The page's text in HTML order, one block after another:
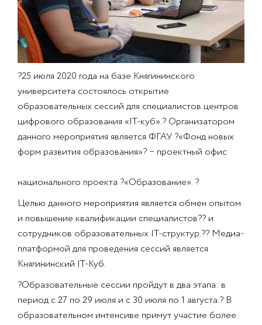
?25 июля 2020 года на базе Княгининского
университета состоялось открытие
образовательных сессий для специалистов центров
цифрового образования «IT-куб».? Организатором
данного мероприятия является ФГАУ ?«Фонд новых
форм развития образования»? ‒ проектный офис
национального проекта ?«Образование». ?
Целью данного мероприятия является обмен опытом
и повышение квалификации специалистов?‍? и
сотрудников образовательных IT-структур.?‍? Медиа-
платформой для проведения сессий является
Княгининский IT-Куб.
?Образовательные сессии пройдут в два этапа: в
период с 27 по 29 июля и с 30 июля по 1 августа.? В
образовательном интенсиве примут участие более